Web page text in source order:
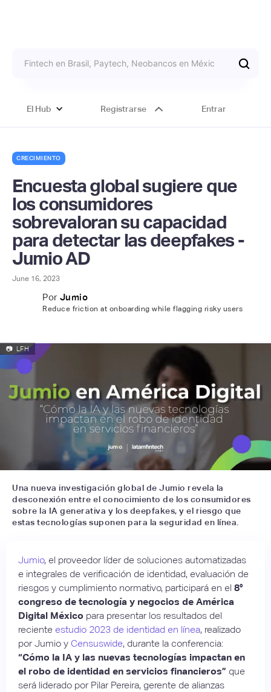
El Hub Registrarse Entrar
CRECIMIENTO
Encuesta global sugiere que
los consumidores
sobrevaloran su capacidad
para detectar las deepfakes -
Jumio AD
June 16, 2023
Por Jumio
Reduce friction at onboarding while flagging risky users
📷 LFH
Una nueva investigación global de Jumio revela la
desconexión entre el conocimiento de los consumidores
sobre la IA generativa y los deepfakes, y el riesgo que
estas tecnologías suponen para la seguridad en línea.
Jumio, el proveedor líder de soluciones automatizadas
e integrales de verificación de identidad, evaluación de
riesgos y cumplimiento normativo, participará en el 8°
congreso de tecnología y negocios de América
Digital México para presentar los resultados del
reciente estudio 2023 de identidad en línea, realizado
por Jumio y Censuswide, durante la conferencia:
“Cómo la IA y las nuevas tecnologías impactan en
el robo de identidad en servicios financieros” que
será liderado por Pilar Pereira, gerente de alianzas